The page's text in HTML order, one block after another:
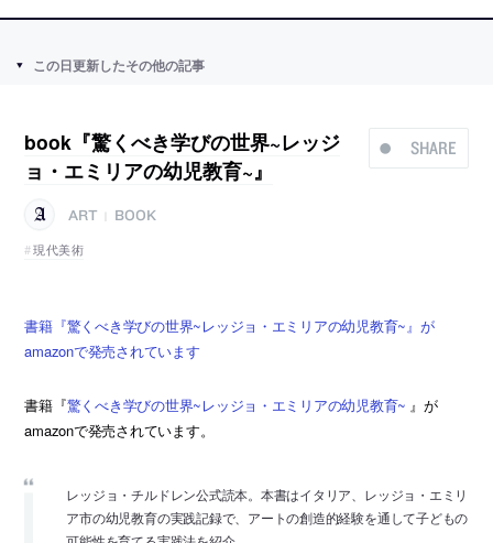
この日更新したその他の記事
SHARE
book『驚くべき学びの世界~レッジ
ョ・エミリアの幼児教育~』
ART
BOOK
現代美術
書籍『驚くべき学びの世界~レッジョ・エミリアの幼児教育~』が
amazonで発売されています
書籍『驚くべき学びの世界~レッジョ・エミリアの幼児教育~ 』が
amazonで発売されています。
レッジョ・チルドレン公式読本。本書はイタリア、レッジョ・エミリ
ア市の幼児教育の実践記録で、アートの創造的経験を通して子どもの